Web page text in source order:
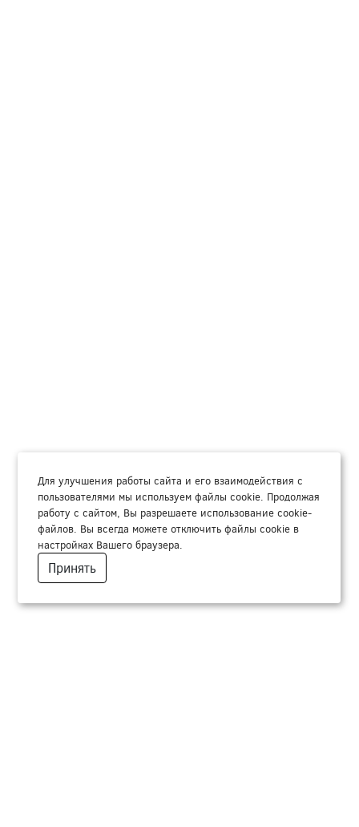
Для улучшения работы сайта и его взаимодействия с
пользователями мы используем файлы cookie. Продолжая
работу с сайтом, Вы разрешаете использование cookie-
файлов. Вы всегда можете отключить файлы cookie в
настройках Вашего браузера.
Принять